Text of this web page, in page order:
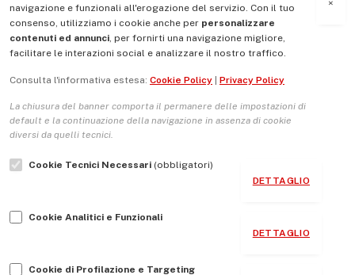
La Nostra Storia
Le Copertine
L’Associazione
Indirizzo Socio Politico Culturale
Guida per le autrici e gli autori
×
navigazione e funzionali all'erogazione del servizio. Con il tuo
consenso, utilizziamo i cookie anche per personalizzare
contenuti ed annunci, per fornirti una navigazione migliore,
facilitare le interazioni social e analizzare il nostro traffico.
Consulta l'informativa estesa: Cookie Policy Privacy Policy
La chiusura del banner comporta il permanere delle impostazioni di
default e la continuazione della navigazione in assenza di cookie
diversi da quelli tecnici.
Cookie Tecnici Necessari (obbligatori)
DETTAGLIO
Cookie Analitici e Funzionali
DETTAGLIO
Cookie di Profilazione e Targeting